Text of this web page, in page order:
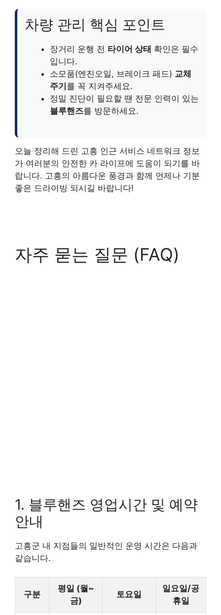
차량 관리 핵심 포인트
장거리 운행 전 타이어 상태 확인은 필수
입니다.
소모품(엔진오일, 브레이크 패드) 교체
주기 를 꼭 지켜주세요.
정밀 진단이 필요할 땐 전문 인력이 있는
블루핸즈를 방문하세요.
오늘 정리해 드린 고흥 인근 서비스 네트워크 정보
가 여러분의 안전한 카 라이프에 도움이 되기를 바
랍니다. 고흥의 아름다운 풍경과 함께 언제나 기분
좋은 드라이빙 되시길 바랍니다!
자주 묻는 질문 (FAQ)
1. 블루핸즈 영업시간 및 예약
안내
고흥군 내 지점들의 일반적인 운영 시간은 다음과
같습니다.
구분
평일 (월~
금)
토요일
일요일/공
휴일